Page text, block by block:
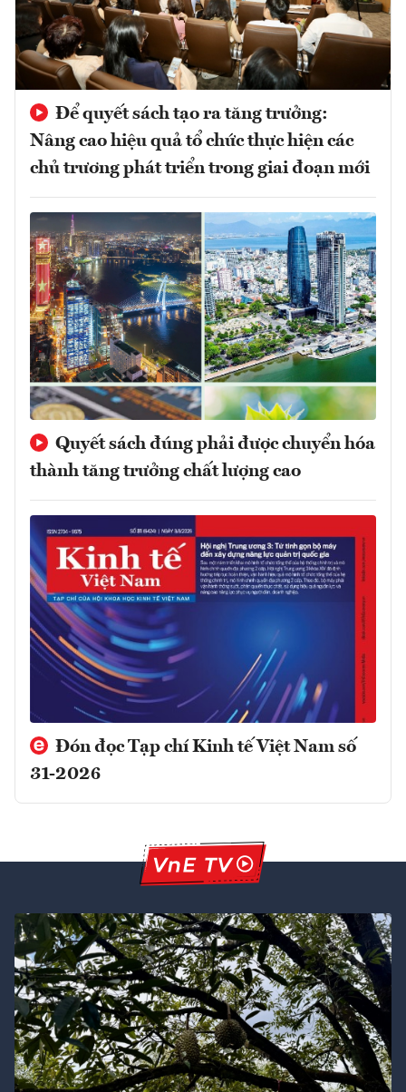
Để quyết sách tạo ra tăng trưởng:
Nâng cao hiệu quả tổ chức thực hiện các
chủ trương phát triển trong giai đoạn mới
Quyết sách đúng phải được chuyển hóa
thành tăng trưởng chất lượng cao
Đón đọc Tạp chí Kinh tế Việt Nam số
31-2026